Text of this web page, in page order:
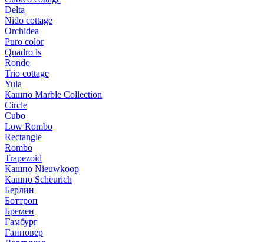
Delta
Nido cottage
Orchidea
Puro color
Quadro ls
Rondo
Trio cottage
Yula
Кашпо Marble Collection
Circle
Cubo
Low Rombo
Rectangle
Rombo
Trapezoid
Кашпо Nieuwkoop
Кашпо Scheurich
Берлин
Боттроп
Бремен
Гамбург
Ганновер